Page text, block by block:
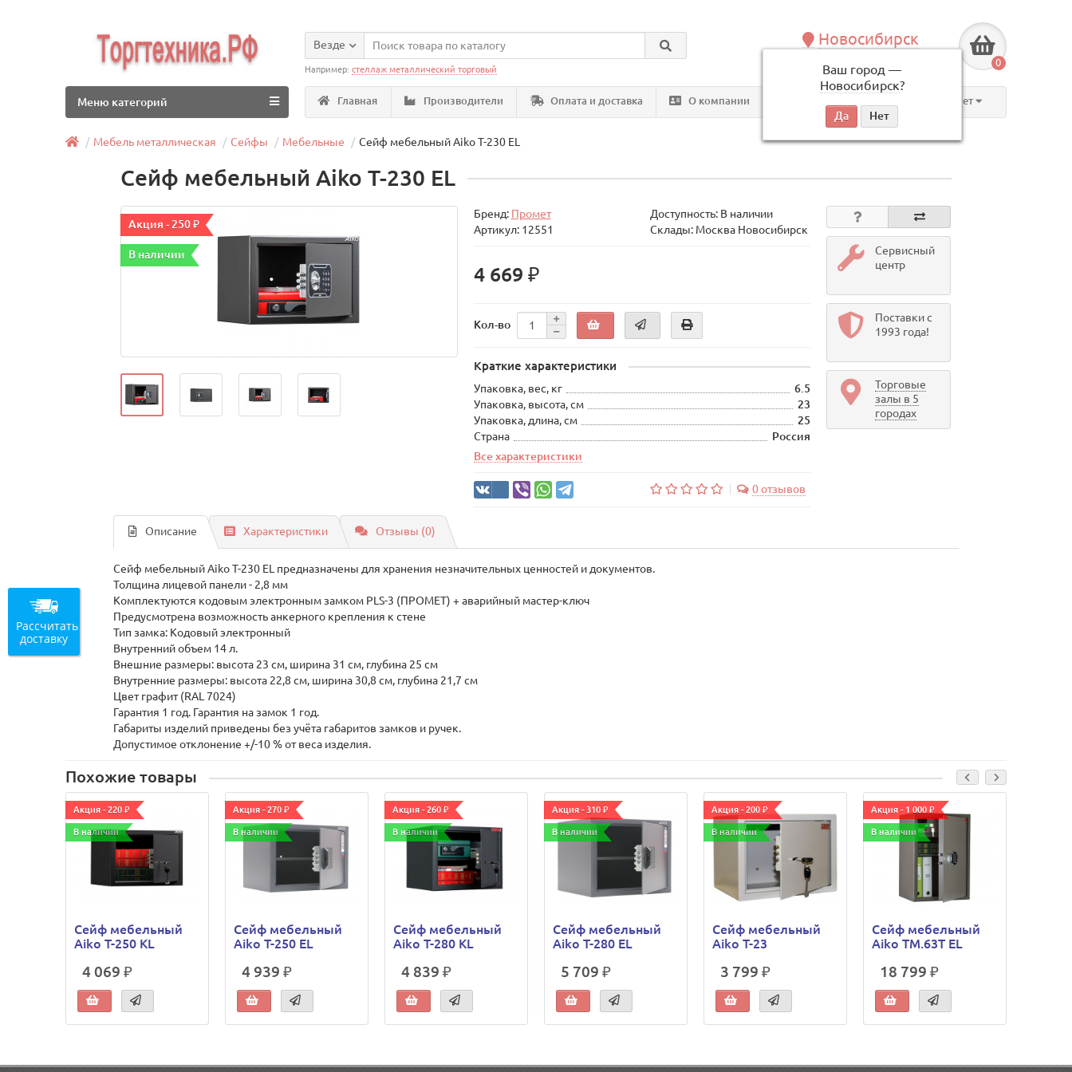
Новосибирск
Ваш город —
Новосибирск?
по будням, с 09:00 до 18:00
0
Везде
Например:стеллаж металлический торговый
Главная Производители Оплата и доставка О компании Личный кабинет
Меню категорий
Мебель металлическая Сейфы Мебельные Сейф мебельный Aiko T-230 EL
Сейф мебельный Aiko T-230 EL
Акция - 250 ₽
В наличии
Бренд: Промет
Доступность: В наличии
Артикул: 12551
Склады: Москва Новосибирск
4 669 ₽
Кол-во
Краткие характеристики
Упаковка, вес, кг
6.5
Упаковка, высота, см
23
Упаковка, длина, см
25
Страна
Россия
Все характеристики
0 отзывов
Сервисный
центр
Поставки с
1993 года!
Торговые
залы в 5
городах
Описание Характеристики Отзывы (0)
Сейф мебельный Aiko T-230 EL предназначены для хранения незначительных ценностей и документов.
Толщина лицевой панели - 2,8 мм
Комплектуются кодовым электронным замком PLS-3 (ПРОМЕТ) + аварийный мастер-ключ
Предусмотрена возможность анкерного крепления к стене
Тип замка: Кодовый электронный
Внутренний объем 14 л.
Внешние размеры: высота 23 см, ширина 31 см, глубина 25 см
Внутренние размеры: высота 22,8 см, ширина 30,8 см, глубина 21,7 см
Цвет графит (RAL 7024)
Гарантия 1 год. Гарантия на замок 1 год.
Габариты изделий приведены без учёта габаритов замков и ручек.
Допустимое отклонение +/-10 % от веса изделия.
Похожие товары
Акция - 220 ₽
В наличии
Сейф мебельный
Aiko T-250 KL
4 069 ₽
Акция - 270 ₽
В наличии
Сейф мебельный
Aiko T-250 EL
4 939 ₽
Акция - 260 ₽
В наличии
Сейф мебельный
Aiko T-280 KL
4 839 ₽
Акция - 310 ₽
В наличии
Сейф мебельный
Aiko T-280 EL
5 709 ₽
Акция - 200 ₽
В наличии
Сейф мебельный
Aiko T-23
3 799 ₽
Акция - 1 000 ₽
В наличии
Сейф мебельный
Aiko TM.63T EL
18 799 ₽
Рассчитать
доставку